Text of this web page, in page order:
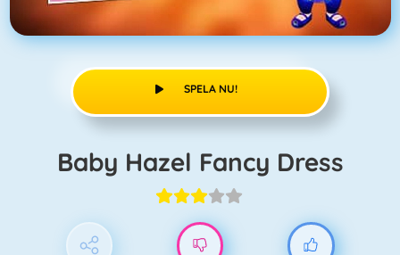
SPELA NU!
Baby Hazel Fancy Dress